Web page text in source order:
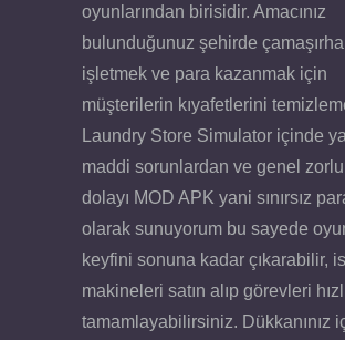
oyunlarından birisidir. Amacınız
bulunduğunuz şehirde
işletmek ve para kazanmak için
müşterilerin kıyafetlerini
Laundry Store Simulator içinde
maddi sorunlardan ve genel
dolayı MOD APK yani sınırsız
olarak sunuyorum bu sayede
keyfini sonuna kadar çıkarabilir,
makineleri satın alıp görevleri
tamamlayabilirsiniz. Dükkanınız